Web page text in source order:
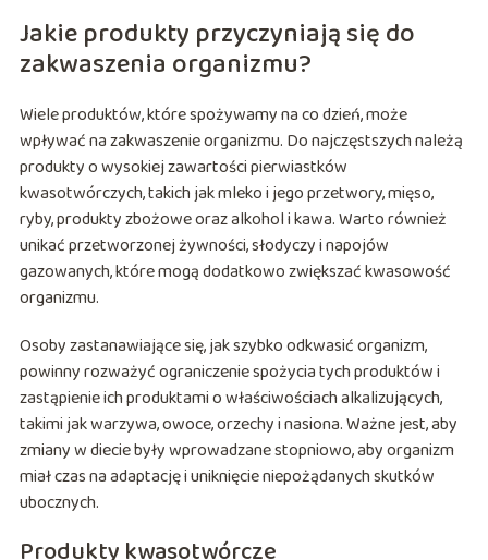
Jakie produkty przyczyniają się do
zakwaszenia organizmu?
Wiele produktów, które spożywamy na co dzień, może
wpływać na zakwaszenie organizmu. Do najczęstszych należą
produkty o wysokiej zawartości pierwiastków
kwasotwórczych, takich jak mleko i jego przetwory, mięso,
ryby, produkty zbożowe oraz alkohol i kawa. Warto również
unikać przetworzonej żywności, słodyczy i napojów
gazowanych, które mogą dodatkowo zwiększać kwasowość
organizmu.
Osoby zastanawiające się, jak szybko odkwasić organizm,
powinny rozważyć ograniczenie spożycia tych produktów i
zastąpienie ich produktami o właściwościach alkalizujących,
takimi jak warzywa, owoce, orzechy i nasiona. Ważne jest, aby
zmiany w diecie były wprowadzane stopniowo, aby organizm
miał czas na adaptację i uniknięcie niepożądanych skutków
ubocznych.